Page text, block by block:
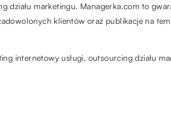
marketingu. Managerka.com to
klientów oraz publikacje na
internetowy usługi, outsourcing działu